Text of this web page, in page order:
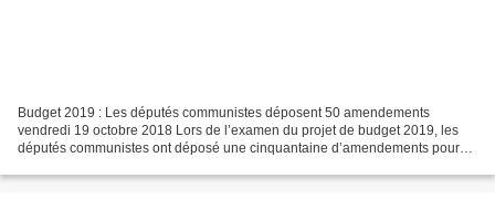
Budget 2019 : Les députés communistes déposent 50 amendements
vendredi 19 octobre 2018 Lors de l’examen du projet de budget 2019, les
députés communistes ont déposé une cinquantaine d’amendements pour